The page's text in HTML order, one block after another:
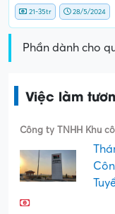
21-35tr 28/5/2024
Phần dành cho
Việc làm
Công ty TNHH Khu